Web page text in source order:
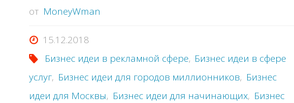
от MoneyWman
15.12.2018
Бизнес идеи в рекламной сфере, Бизнес идеи в сфере
услуг, Бизнес идеи для городов миллионников, Бизнес
идеи для Москвы, Бизнес идеи для начинающих, Бизнес